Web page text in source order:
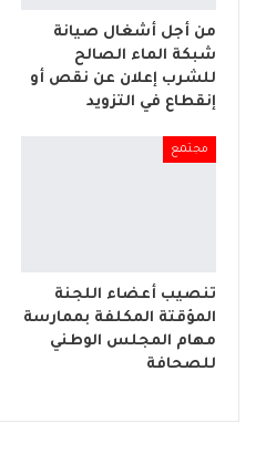
من أجل أشغال صيانة
شبكة الماء الصالح
للشرب إعلان عن نقص أو
إنقطاع في التزويد
مجتمع
تنصيب أعضاء اللجنة
المؤقتة المكلفة بممارسة
مهام المجلس الوطني
للصحافة